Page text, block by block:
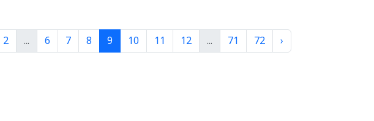
2 ... 6 7 8 9 10 11 12 ... 71 72 ›